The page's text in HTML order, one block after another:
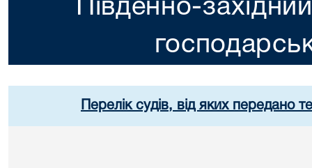
Південно-
Перелік судів, від яких передано